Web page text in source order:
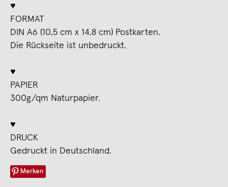
♥
FORMAT
DIN A6 (10,5 cm x 14,8 cm) Postkarten.
Die Rückseite ist unbedruckt.
♥
PAPIER
300g/qm Naturpapier.
♥
DRUCK
Gedruckt in Deutschland.
Merken